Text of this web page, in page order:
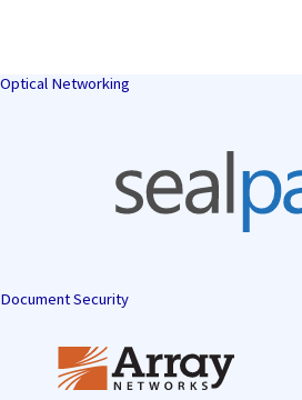
Optical Networking
Document Security